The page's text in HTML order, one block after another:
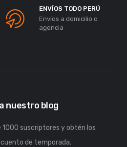
ENVÍOS TODO PERÚ
Envíos a domicilio o
agencia
nuestro blog
1000 suscriptores y obtén los
de temporada.